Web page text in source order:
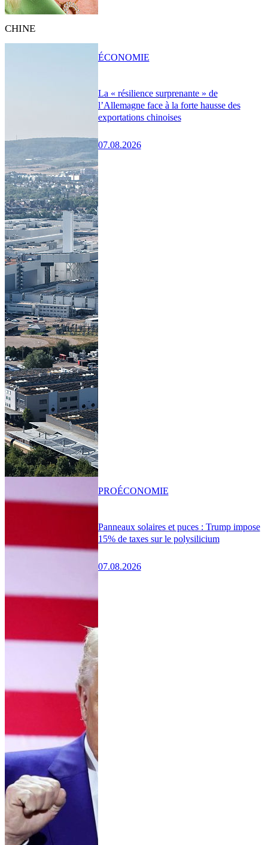
CHINE
La « résilience surprenante » de
l’Allemagne face à la forte hausse des
exportations chinoises
07.08.2026
ÉCONOMIE
Panneaux solaires et puces : Trump impose
15% de taxes sur le polysilicium
07.08.2026
PROÉCONOMIE